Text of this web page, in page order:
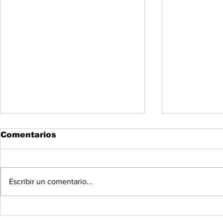
Comentarios
Escribir un comentario...